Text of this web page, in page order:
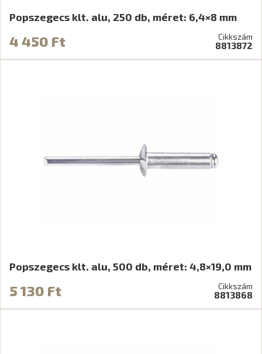
Popszegecs klt. alu, 250 db, méret: 6,4×8 mm
4 450 Ft Cikkszám
8813872
Popszegecs klt. alu, 500 db, méret: 4,8×19,0 mm
5 130 Ft Cikkszám
8813868